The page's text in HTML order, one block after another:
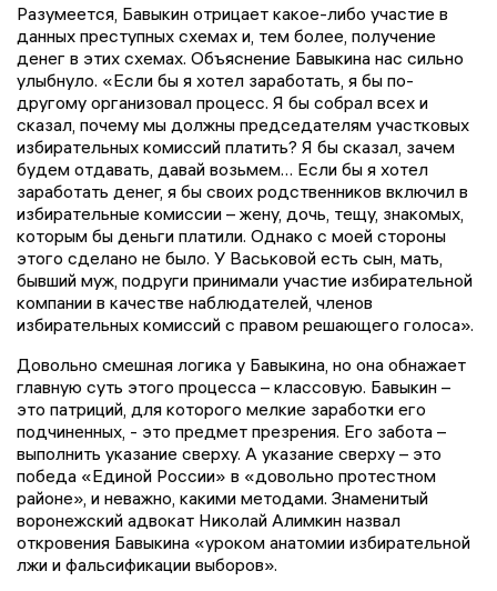
Разумеется, Бавыкин отрицает какое-либо участие в
данных преступных схемах и, тем более, получение
денег в этих схемах. Объяснение Бавыкина нас сильно
улыбнуло. «Если бы я хотел заработать, я бы по-
другому организовал процесс. Я бы собрал всех и
сказал, почему мы должны председателям участковых
избирательных комиссий платить? Я бы сказал, зачем
будем отдавать, давай возьмем… Если бы я хотел
заработать денег, я бы своих родственников включил в
избирательные комиссии – жену, дочь, тещу, знакомых,
которым бы деньги платили. Однако с моей стороны
этого сделано не было. У Васьковой есть сын, мать,
бывший муж, подруги принимали участие избирательной
компании в качестве наблюдателей, членов
избирательных комиссий с правом решающего голоса».
Довольно смешная логика у Бавыкина, но она обнажает
главную суть этого процесса – классовую. Бавыкин –
это патриций, для которого мелкие заработки его
подчиненных, - это предмет презрения. Его забота –
выполнить указание сверху. А указание сверху – это
победа «Единой России» в «довольно протестном
районе», и неважно, какими методами. Знаменитый
воронежский адвокат Николай Алимкин назвал
откровения Бавыкина «уроком анатомии избирательной
лжи и фальсификации выборов».